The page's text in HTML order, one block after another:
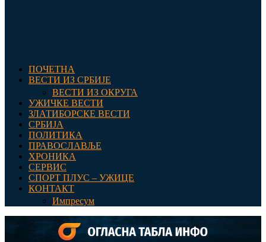
ПОЧЕТНА
ВЕСТИ ИЗ СРБИЈЕ
ВЕСТИ ИЗ ОКРУГА
УЖИЧКЕ ВЕСТИ
ЗЛАТИБОРСКЕ ВЕСТИ
СРБИЈА
ПОЛИТИКА
ПРАВОСЛАВЉЕ
ХРОНИКА
СЕРВИС
СПОРТ ПЛУС – УЖИЦЕ
КОНТАКТ
Импресум